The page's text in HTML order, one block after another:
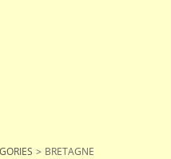
> BRETAGNE